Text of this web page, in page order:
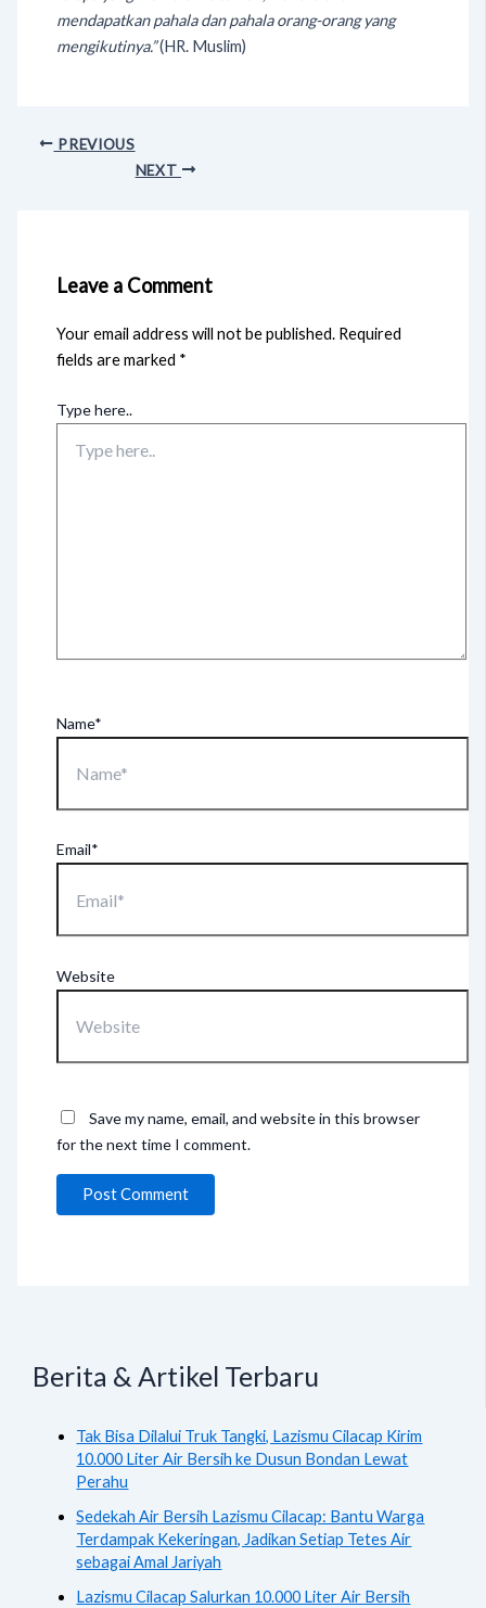
mendapatkan pahala dan pahala orang-orang yang
mengikutinya.”(HR. Muslim)
PREVIOUS
NEXT
Leave a Comment
Your email address will not be published. Required
fields are marked *
Type here..
Name*
Email*
Website
Save my name, email, and website in this browser
for the next time I comment.
Berita & Artikel Terbaru
Tak Bisa Dilalui Truk Tangki, Lazismu Cilacap Kirim
10.000 Liter Air Bersih ke Dusun Bondan Lewat
Perahu
Sedekah Air Bersih Lazismu Cilacap: Bantu Warga
Terdampak Kekeringan, Jadikan Setiap Tetes Air
sebagai Amal Jariyah
Lazismu Cilacap Salurkan 10.000 Liter Air Bersih